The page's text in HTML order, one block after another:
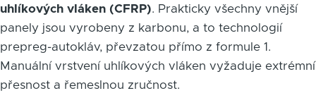
uhlíkových vláken (CFRP). Prakticky všechny vnější
panely jsou vyrobeny z karbonu, a to technologií
prepreg-autokláv, převzatou přímo z formule 1.
Manuální vrstvení uhlíkových vláken vyžaduje extrémní
přesnost a řemeslnou zručnost.